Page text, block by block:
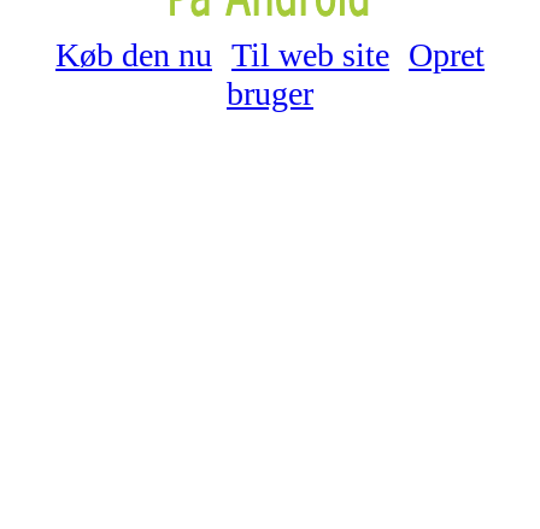
Køb den nu Til web site Opret
bruger